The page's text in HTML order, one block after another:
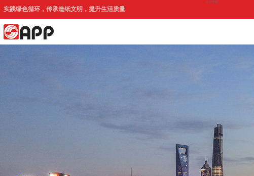
实践绿色循环，传承造纸文明，提升生活质量
印尼官网